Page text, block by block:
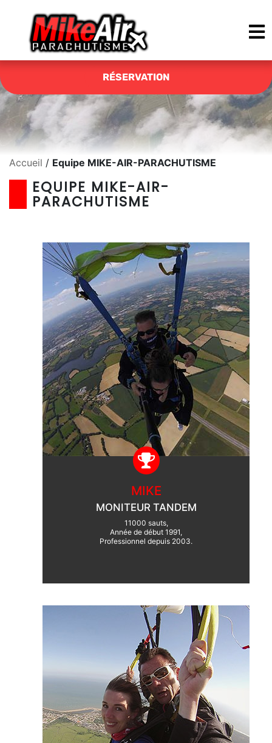
RÉSERVATION
Accueil / Equipe MIKE-AIR-PARACHUTISME
EQUIPE MIKE-AIR-
PARACHUTISME
MIKE
MONITEUR TANDEM
11000 sauts,
Année de début 1991,
Professionnel depuis 2003.